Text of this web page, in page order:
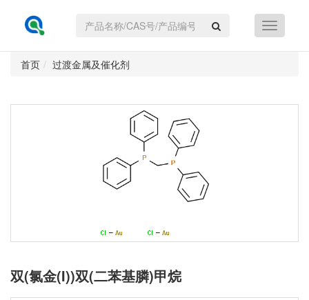
首页 过渡金属及催化剂
双(氯金(I))双(二苯基膦)甲烷